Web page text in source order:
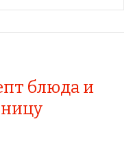
блюда и